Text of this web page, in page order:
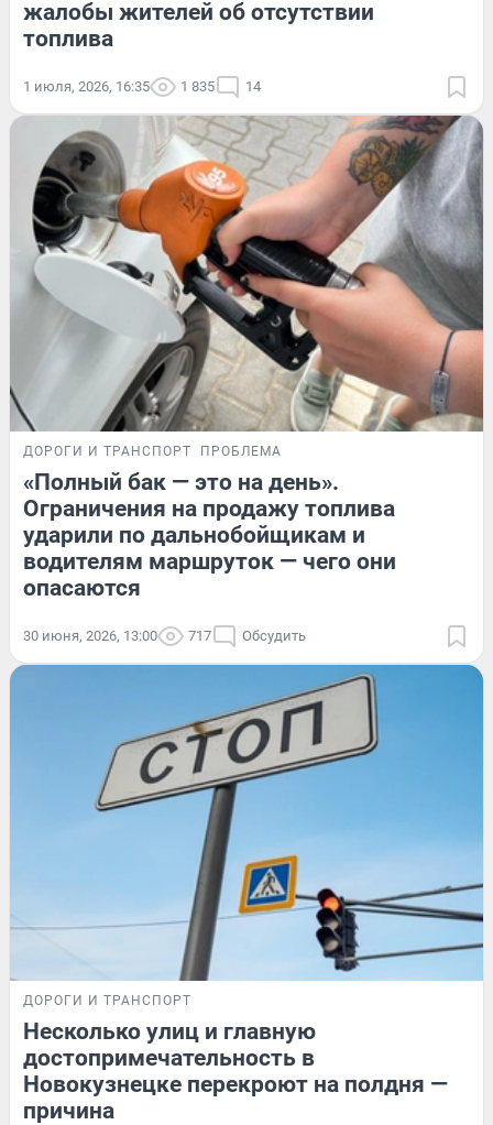
жалобы жителей об отсутствии
топлива
1 июля, 2026, 16:35 1 835 14
ДОРОГИ И ТРАНСПОРТ ПРОБЛЕМА
«Полный бак — это на день».
Ограничения на продажу топлива
ударили по дальнобойщикам и
водителям маршруток — чего они
опасаются
30 июня, 2026, 13:00 717 Обсудить
ДОРОГИ И ТРАНСПОРТ
Несколько улиц и главную
достопримечательность в
Новокузнецке перекроют на полдня —
причина